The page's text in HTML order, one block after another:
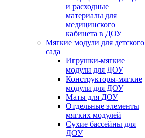
и расходные
материалы для
медицинского
кабинета в ДОУ
Мягкие модули для детского
сада
Игрушки-мягкие
модули для ДОУ
Конструкторы-мягкие
модули для ДОУ
Маты для ДОУ
Отдельные элементы
мягких модулей
Сухие бассейны для
ДОУ